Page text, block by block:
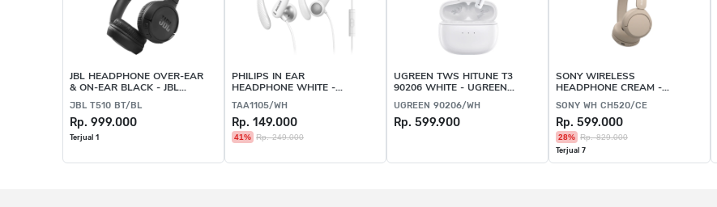
JBL HEADPHONE OVER-EAR
& ON-EAR BLACK - JBL
JBL T510 BT/BL
Rp. 999.000
Terjual 1
PHILIPS IN EAR
HEADPHONE WHITE -
TAA1105/WH
TAA1105/WH
Rp. 149.000
41% Rp. 249.000
UGREEN TWS HITUNE T3
90206 WHITE - UGREEN
UGREEN 90206/WH
Rp. 599.900
SONY WIRELESS
HEADPHONE CREAM -
SONY WH CH520/CE
SONY WH CH520/CE
Rp. 599.000
28% Rp. 829.000
Terjual 7